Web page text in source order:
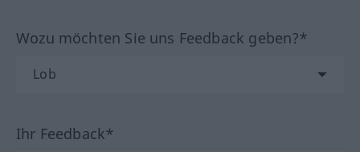
Wozu möchten Sie uns Feedback geben?*
Ihr Feedback*